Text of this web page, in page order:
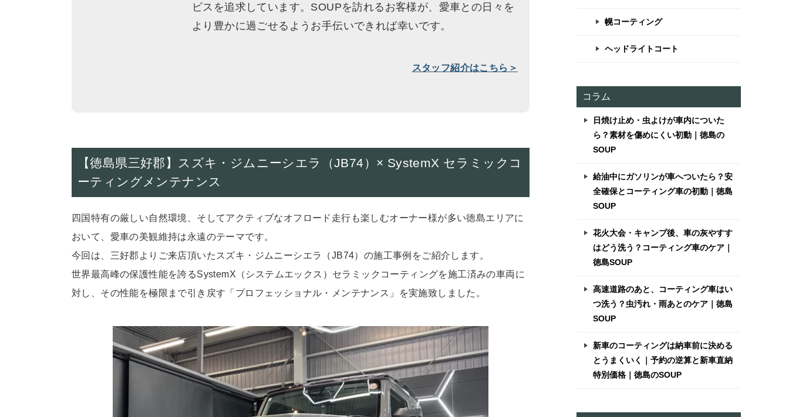
ビスを追求しています。SOUPを訪れるお客様が、愛車との日々を
より豊かに過ごせるようお手伝いできれば幸いです。
スタッフ紹介はこちら＞
【徳島県三好郡】スズキ・ジムニーシエラ（JB74）× SystemX セラミックコ
ーティングメンテナンス
四国特有の厳しい自然環境、そしてアクティブなオフロード走行も楽しむオーナー様が多い徳島エリアに
おいて、 愛車の美観維持は永遠のテーマです。
今回は、三好郡よりご来店頂いたスズキ・ジムニーシエラ（JB74）の施工事例をご紹介します。
世界最高峰の保護性能を誇るSystemX（システムエックス） セラミックコーティングを施工済みの車両に
対し、その性能を極限 まで引き戻す「プロフェッショナル・メンテナンス」 を実施致しました。
幌コーティング
ヘッドライトコート
コラム
日焼け止め・虫よけが車内についた
ら？素材を傷めにくい初動｜徳島の
SOUP
給油中にガソリンが車へついたら？安
全確保とコーティング車の初動｜徳島
SOUP
花火大会・キャンプ後、車の灰やすす
はどう洗う？コーティング車のケア｜
徳島SOUP
高速道路のあと、コーティング車はい
つ洗う？虫汚れ・雨あとのケア｜徳島
SOUP
新車のコーティングは納車前に決める
とうまくいく｜予約の逆算と新車直納
特別価格｜徳島のSOUP